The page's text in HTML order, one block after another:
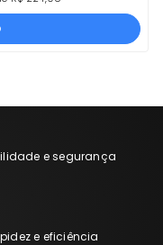
e segurança
e eficiência